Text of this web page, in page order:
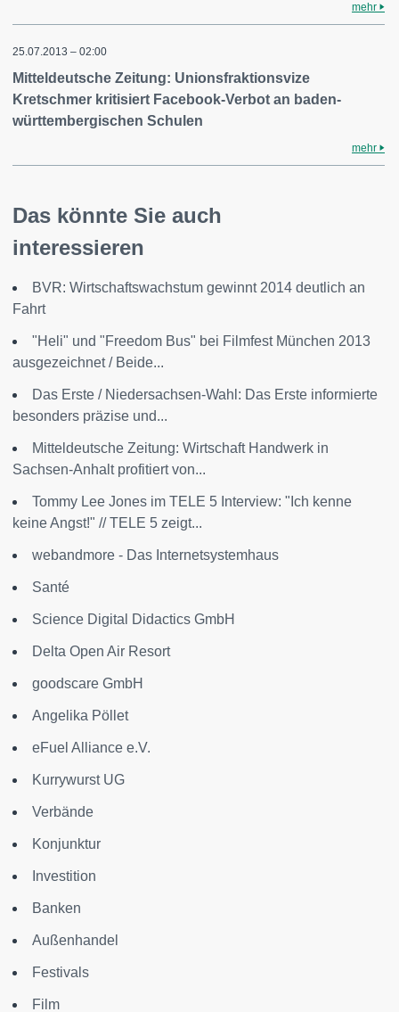
mehr
25.07.2013 – 02:00
Mitteldeutsche Zeitung: Unionsfraktionsvize
Kretschmer kritisiert Facebook-Verbot an baden-
württembergischen Schulen
mehr
Das könnte Sie auch
interessieren
BVR: Wirtschaftswachstum gewinnt 2014 deutlich an
Fahrt
"Heli" und "Freedom Bus" bei Filmfest München 2013
ausgezeichnet / Beide...
Das Erste / Niedersachsen-Wahl: Das Erste informierte
besonders präzise und...
Mitteldeutsche Zeitung: Wirtschaft Handwerk in
Sachsen-Anhalt profitiert von...
Tommy Lee Jones im TELE 5 Interview: "Ich kenne
keine Angst!" // TELE 5 zeigt...
webandmore - Das Internetsystemhaus
Santé
Science Digital Didactics GmbH
Delta Open Air Resort
goodscare GmbH
Angelika Pöllet
eFuel Alliance e.V.
Kurrywurst UG
Verbände
Konjunktur
Investition
Banken
Außenhandel
Festivals
Film